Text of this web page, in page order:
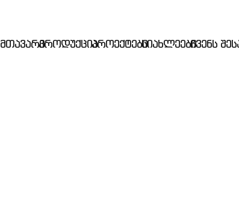
მთავარიპროდუქციაპროექტებისიახლეებიჩვენს